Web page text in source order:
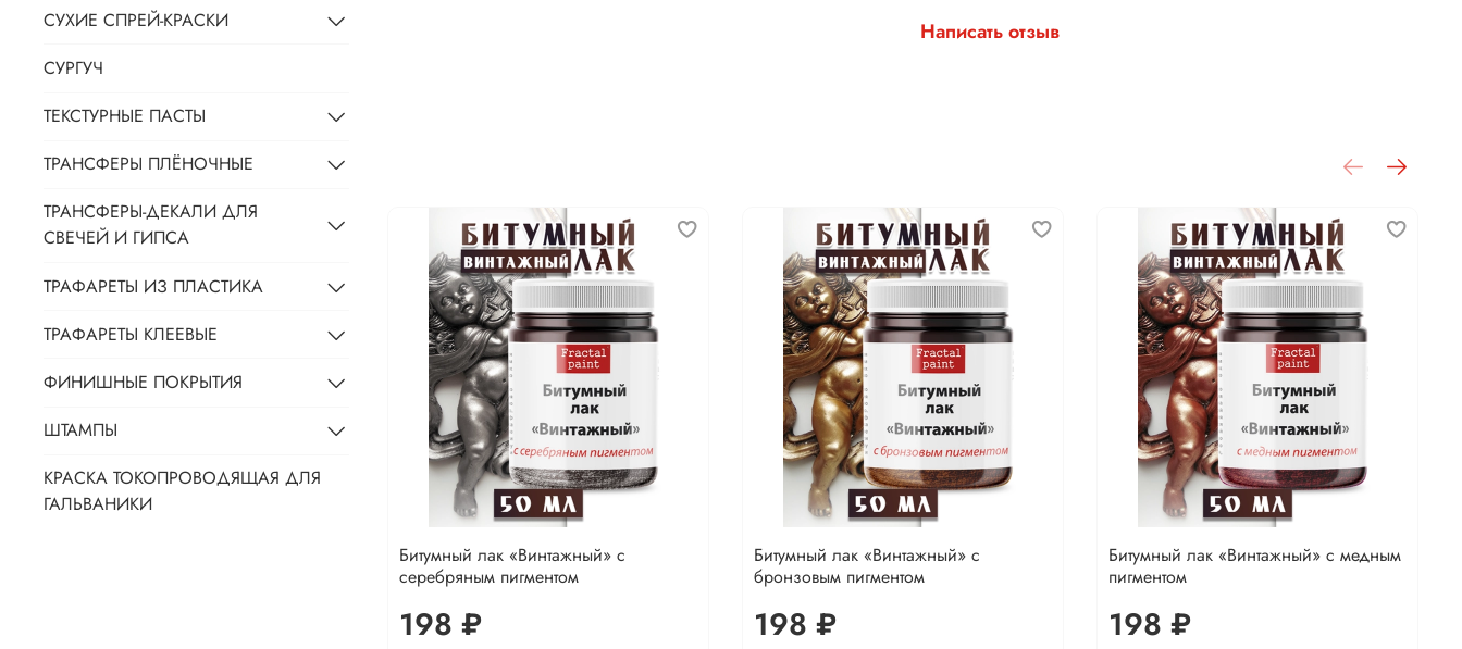
Написать отзыв
Битумный лак «Винтажный» с
серебряным пигментом
198 ₽
Битумный лак «Винтажный» с
бронзовым пигментом
198 ₽
Битумный лак «Винтажный» с медным
пигментом
198 ₽
СУХИЕ СПРЕЙ-КРАСКИ
СУРГУЧ
ТЕКСТУРНЫЕ ПАСТЫ
ТРАНСФЕРЫ ПЛЁНОЧНЫЕ
ТРАНСФЕРЫ-ДЕКАЛИ ДЛЯ
СВЕЧЕЙ И ГИПСА
ТРАФАРЕТЫ ИЗ ПЛАСТИКА
ТРАФАРЕТЫ КЛЕЕВЫЕ
ФИНИШНЫЕ ПОКРЫТИЯ
ШТАМПЫ
КРАСКА ТОКОПРОВОДЯЩАЯ ДЛЯ
ГАЛЬВАНИКИ